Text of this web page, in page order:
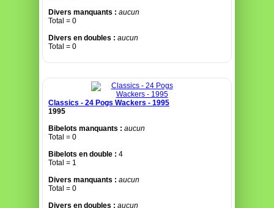
Divers manquants : aucun
Total = 0
Divers en doubles : aucun
Total = 0
Classics - 24 Pogs Wackers - 1995
1995
Bibelots manquants : aucun
Total = 0
Bibelots en double : 4
Total = 1
Divers manquants : aucun
Total = 0
Divers en doubles : aucun